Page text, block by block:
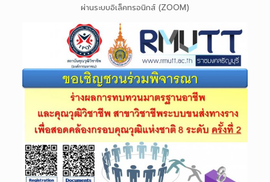
ผ่านระบบอิเล็คทรอนิกส์ (ZOOM)